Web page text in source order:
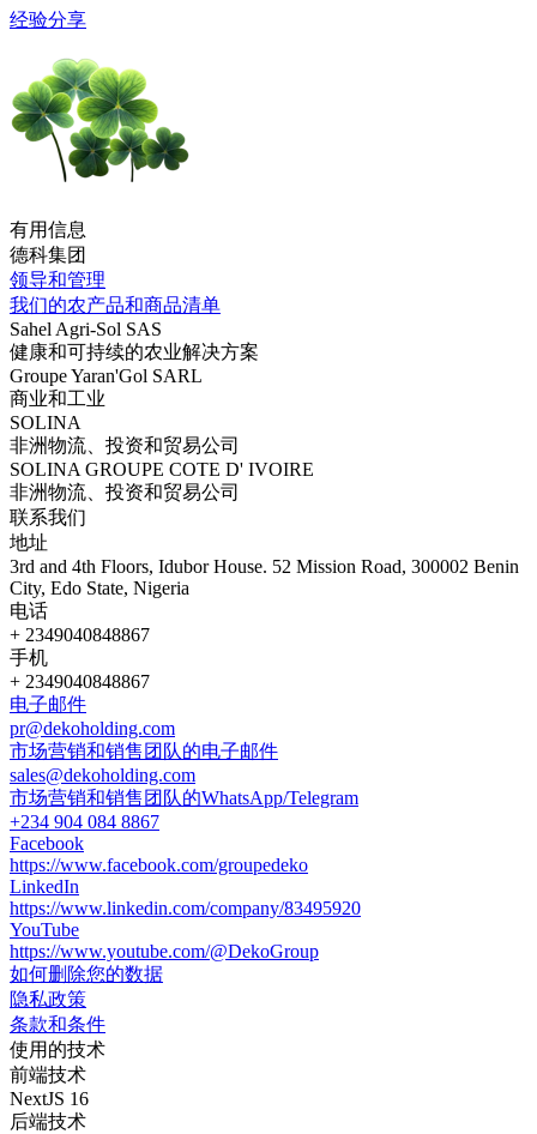
经验分享
有用信息
德科集团
领导和管理
我们的农产品和商品清单
Sahel Agri-Sol SAS
健康和可持续的农业解决方案
Groupe Yaran'Gol SARL
商业和工业
SOLINA
非洲物流、投资和贸易公司
SOLINA GROUPE COTE D' IVOIRE
非洲物流、投资和贸易公司
联系我们
地址
3rd and 4th Floors, Idubor House. 52 Mission Road, 300002 Benin
City, Edo State, Nigeria
电话
+ 2349040848867
手机
+ 2349040848867
电子邮件
pr@dekoholding.com
市场营销和销售团队的电子邮件
sales@dekoholding.com
市场营销和销售团队的WhatsApp/Telegram
+234 904 084 8867
Facebook
https://www.facebook.com/groupedeko
LinkedIn
https://www.linkedin.com/company/83495920
YouTube
https://www.youtube.com/@DekoGroup
如何删除您的数据
隐私政策
条款和条件
使用的技术
前端技术
NextJS 16
后端技术